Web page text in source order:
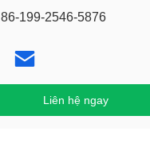
86-199-2546-5876
Liên hệ ngay